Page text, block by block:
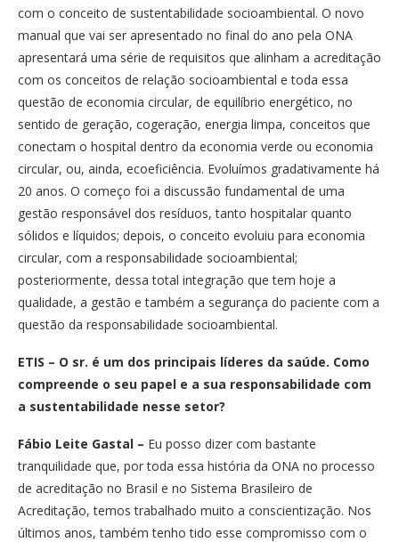
com o conceito de sustentabilidade socioambiental. O novo
manual que vai ser apresentado no final do ano pela ONA
apresentará uma série de requisitos que alinham a acreditação
com os conceitos de relação socioambiental e toda essa
questão de economia circular, de equilíbrio energético, no
sentido de geração, cogeração, energia limpa, conceitos que
conectam o hospital dentro da economia verde ou economia
circular, ou, ainda, ecoeficiência. Evoluímos gradativamente há
20 anos. O começo foi a discussão fundamental de uma
gestão responsável dos resíduos, tanto hospitalar quanto
sólidos e líquidos; depois, o conceito evoluiu para economia
circular, com a responsabilidade socioambiental;
posteriormente, dessa total integração que tem hoje a
qualidade, a gestão e também a segurança do paciente com a
questão da responsabilidade socioambiental.
ETIS – O sr. é um dos principais líderes da saúde. Como
compreende o seu papel e a sua responsabilidade com
a sustentabilidade nesse setor?
Fábio Leite Gastal – Eu posso dizer com bastante
tranquilidade que, por toda essa história da ONA no processo
de acreditação no Brasil e no Sistema Brasileiro de
Acreditação, temos trabalhado muito a conscientização. Nos
últimos anos, também tenho tido esse compromisso com o